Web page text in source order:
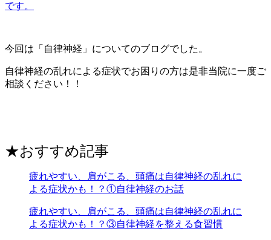
です。
今回は「自律神経」についてのブログでした。
自律神経の乱れによる症状でお困りの方は是非当院に一度ご
相談ください！！
★おすすめ記事
疲れやすい、肩がこる、頭痛は自律神経の乱れに
よる症状かも！？①自律神経のお話
疲れやすい、肩がこる、頭痛は自律神経の乱れに
よる症状かも！？③自律神経を整える食習慣